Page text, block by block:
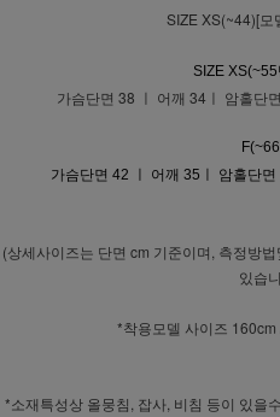
SIZE XS(~44)[모
SIZE
가슴단면 38 ㅣ 어깨 34ㅣ 암홀단
가슴단면 42 ㅣ 어깨 35ㅣ 암홀단
(상세사이즈는 단면 cm 기준이며, 측정방
있습
*착용모델 사이즈
*소재특성상 올뭉침, 잡사, 비침 등이 있을